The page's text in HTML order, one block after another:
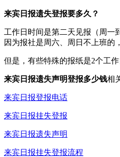
来宾日报遗失登报要多久？
工作日时间是第二天见报（周一
因为报社是周六、周日不上班的
但是，有些特殊的报纸是2个工
来宾日报遗失声明登报多少钱相
来宾日报登报电话
来宾日报挂失登报
来宾日报遗失声明
来宾日报挂失登报流程